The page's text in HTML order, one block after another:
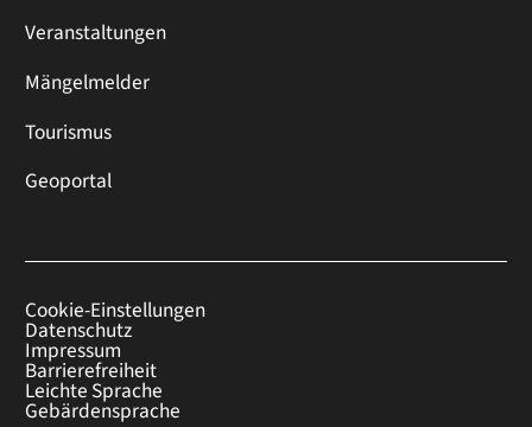
Veranstaltungen
Mängelmelder
Tourismus
Geoportal
Cookie-Einstellungen
Datenschutz
Impressum
Barrierefreiheit
Leichte Sprache
Gebärdensprache